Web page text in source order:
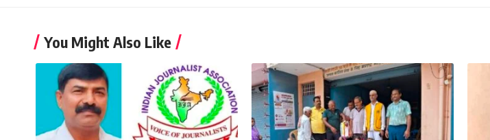
You Might Also Like